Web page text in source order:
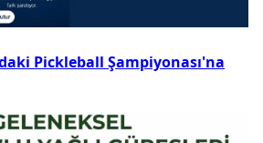
Pickleball Şampiyonası'na